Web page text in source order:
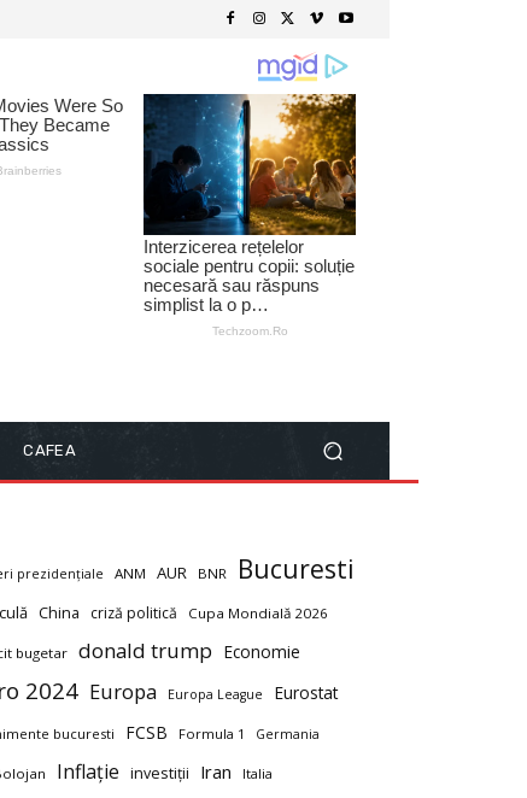
CAFEA
prezidențiale ANM AUR BNR Bucuresti
China criză politică Cupa Mondială 2026
bugetar donald trump Economie
2024 Europa Europa League Eurostat
bucuresti FCSB Formula 1 Germania
Inflație investiții Iran Italia